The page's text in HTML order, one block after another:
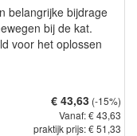
belangrijke bijdrage
bij de kat.
voor het oplossen
€ 43,63 (-15%)
Vanaf: € 43,63
praktijk prijs: € 51,33